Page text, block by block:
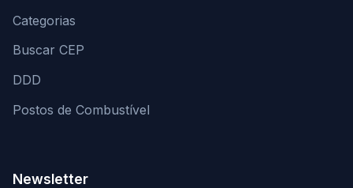
Categorias
Buscar CEP
DDD
Postos de Combustível
Newsletter